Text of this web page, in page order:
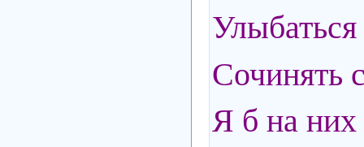
Сочинять
Я б на них